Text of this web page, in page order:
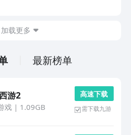
加载更多
最新榜单
游2
戏| 1.09GB
高 速 下 载
需下载九游